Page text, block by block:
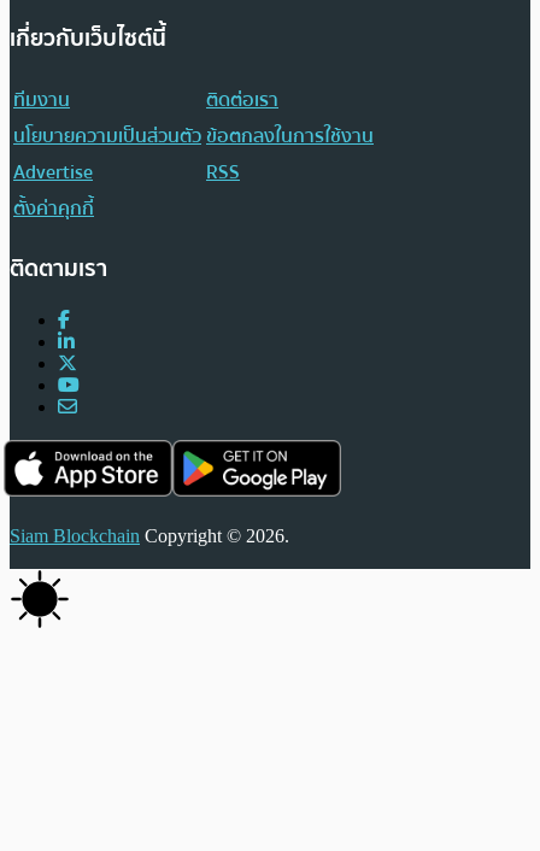
เกี่ยวกับเว็บไซต์นี้
ทีมงาน
ติดต่อเรา
นโยบายความเป็นส่วนตัวข้อตกลงในการใช้งาน
Advertise
RSS
ตั้งค่าคุกกี้
ติดตามเรา
Siam Blockchain Copyright © 2026.